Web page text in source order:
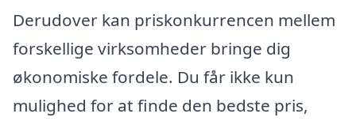
Derudover kan priskonkurrencen mellem
forskellige virksomheder bringe dig
økonomiske fordele. Du får ikke kun
mulighed for at finde den bedste pris,